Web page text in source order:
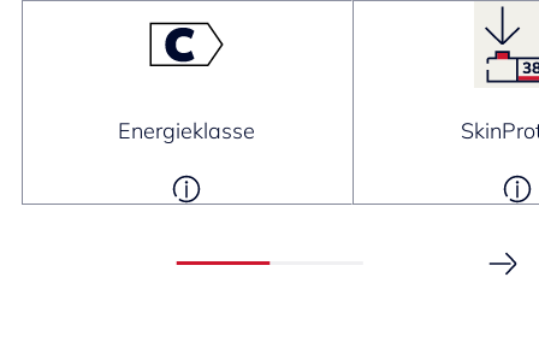
Energieklasse